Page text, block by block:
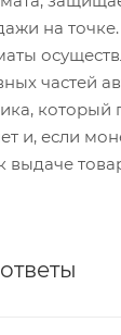
на точке.
частей
который
и, если
выдаче